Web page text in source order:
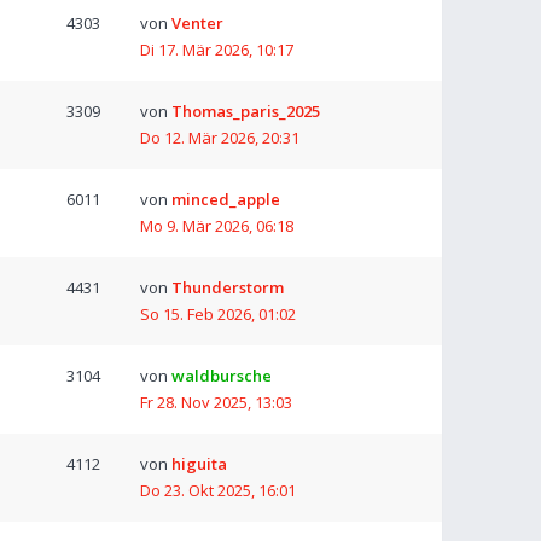
4303 von Venter
Di 17. Mär 2026, 10:17
3309 von Thomas_paris_2025
Do 12. Mär 2026, 20:31
6011 von minced_apple
Mo 9. Mär 2026, 06:18
4431 von Thunderstorm
So 15. Feb 2026, 01:02
3104 von waldbursche
Fr 28. Nov 2025, 13:03
4112 von higuita
Do 23. Okt 2025, 16:01